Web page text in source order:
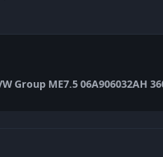
Group ME7.5 06A906032AH